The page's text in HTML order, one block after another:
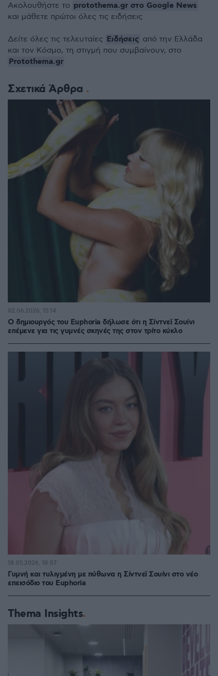
Σχετικά Άρθρα
Ο δημιουργός του Euphoria δήλωσε ότι η Σίντνεϊ Σουίνι
επέμενε για τις γυμνές σκηνές της στον τρίτο κύκλο
02.06.2026, 15:14
Γυμνή και τυλιγμένη με πύθωνα η Σίντνεϊ Σουίνι στο νέο
επεισόδιο του Euphoria
18.05.2026, 18:07
Thema Insights
Ακολουθήστε το protothema.gr στο Google News
και μάθετε πρώτοι όλες τις ειδήσεις
Δείτε όλες τις τελευταίες Ειδήσεις από την Ελλάδα
και τον Κόσμο, τη στιγμή που συμβαίνουν, στο
Protothema.gr